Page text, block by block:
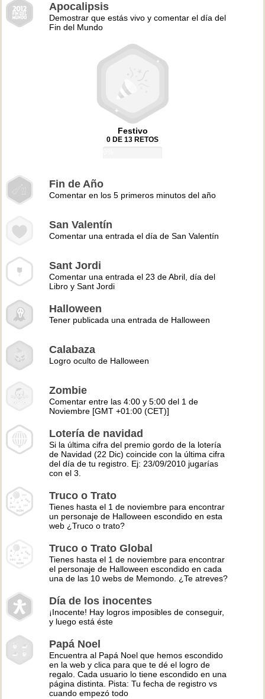
Apocalipsis
Demostrar que estás vivo y comentar el día del
Fin del Mundo
Festivo
0 DE 13 RETOS
Fin de Año
Comentar en los 5 primeros minutos del año
San Valentín
Comentar una entrada el día de San Valentín
Sant Jordi
Comentar una entrada el 23 de Abril, día del
Libro y Sant Jordi
Halloween
Tener publicada una entrada de Halloween
Calabaza
Logro oculto de Halloween
Zombie
Comentar entre las 4:00 y 5:00 del 1 de
Noviembre [GMT +01:00 (CET)]
Lotería de navidad
Si la última cifra del premio gordo de la lotería
de Navidad (22 Dic) coincide con la última cifra
del día de tu registro. Ej: 23/09/2010 jugarías
con el 3.
Truco o Trato
Tienes hasta el 1 de noviembre para encontrar
un personaje de Halloween escondido en esta
web ¿Truco o trato?
Truco o Trato Global
Tienes hasta el 1 de noviembre para encontrar
el personaje de Halloween escondido en cada
una de las 10 webs de Memondo. ¿Te atreves?
Día de los inocentes
¡Inocente! Hay logros imposibles de conseguir,
y luego está éste
Papá Noel
Encuentra al Papá Noel que hemos escondido
en la web y clica para que te dé el logro de
regalo. Cada usuario lo tiene escondido en una
página distinta. Pista: Tu fecha de registro vs
cuando empezó todo